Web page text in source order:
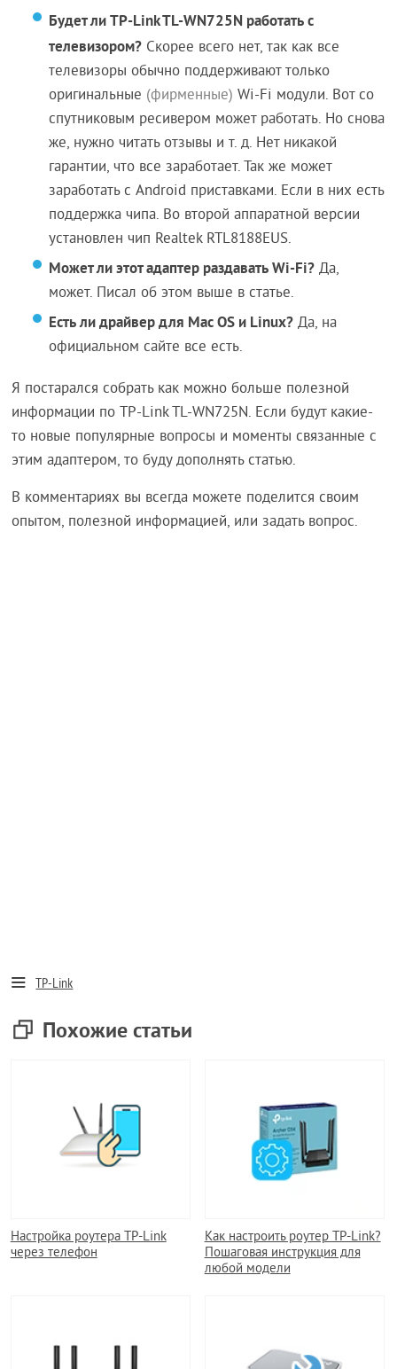
Будет ли TP-Link TL-WN725N работать с
телевизором? Скорее всего нет, так как все
телевизоры обычно поддерживают только
оригинальные (фирменные) Wi-Fi модули. Вот со
спутниковым ресивером может работать. Но снова
же, нужно читать отзывы и т. д. Нет никакой
гарантии, что все заработает. Так же может
заработать с Android приставками. Если в них есть
поддержка чипа. Во второй аппаратной версии
установлен чип Realtek RTL8188EUS.
Может ли этот адаптер раздавать Wi-Fi? Да,
может. Писал об этом выше в статье.
Есть ли драйвер для Mac OS и Linux? Да, на
официальном сайте все есть.
Я постарался собрать как можно больше полезной
информации по TP-Link TL-WN725N. Если будут какие-
то новые популярные вопросы и моменты связанные с
этим адаптером, то буду дополнять статью.
В комментариях вы всегда можете поделится своим
опытом, полезной информацией, или задать вопрос.
TP-Link
Похожие статьи
Настройка роутера TP-Link
через телефон
Как настроить роутер TP-Link?
Пошаговая инструкция для
любой модели